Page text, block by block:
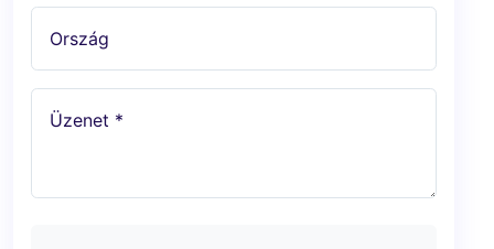
Ország
Üzenet *